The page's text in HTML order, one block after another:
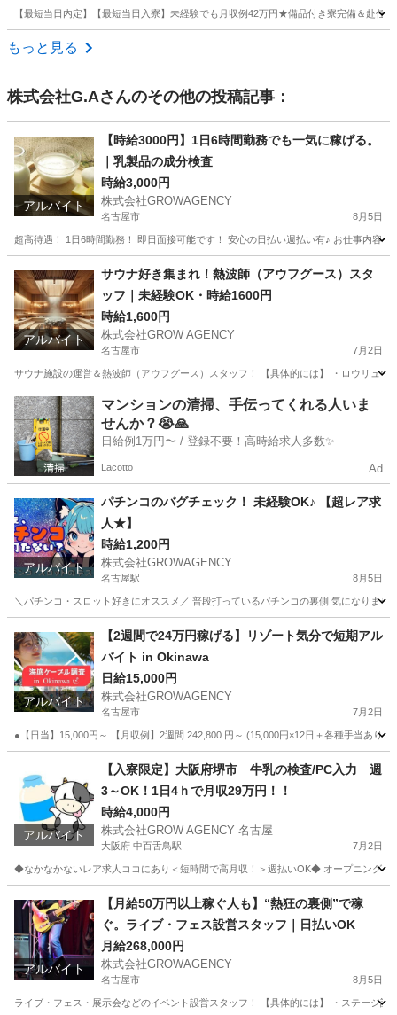
【最短当日内定】【最短当日入寮】未経験でも月収例42万円★備品付き寮完備＆赴
愛知 大府市
もっと見る
株式会社G.Aさんのその他の投稿記事：
アルバイト
【時給3000円】1日6時間勤務でも一気に稼げる。
｜乳製品の成分検査
時給3,000円
株式会社GROWAGENCY
名古屋市 8月5日
超高待遇！ 1日6時間勤務！ 即日面接可能です！ 安心の日払い週払い有♪ お仕事内容
その他 時給
アルバイト
サウナ好き集まれ！熱波師（アウフグース）スタ
ッフ｜未経験OK・時給1600円
時給1,600円
株式会社GROW AGENCY
名古屋市 7月2日
サウナ施設の運営＆熱波師（アウフグース）スタッフ！ 【具体的には】 ・ロウリュ
愛知 名古屋市 その他 サウナ
マンションの清掃、手伝ってくれる人いま
せんか？😭🙏
日給例1万円〜 / 登録不要！高時給求人多数✨
Lacotto Ad
アルバイト
パチンコのバグチェック！ 未経験OK♪ 【超レア求
人★】
時給1,200円
株式会社GROWAGENCY
名古屋駅 8月5日
＼パチンコ・スロット好きにオススメ／ 普段打っているパチンコの裏側 気になりま
名古屋駅 その他 レア
アルバイト
【2週間で24万円稼げる】リゾート気分で短期アル
バイト in Okinawa
日給15,000円
株式会社GROWAGENCY
名古屋市 7月2日
●【日当】15,000円～ 【月収例】2週間 242,800 円～ (15,000円×12日＋各種手当あり)
その他 自営業
アルバイト
【入寮限定】大阪府堺市 牛乳の検査/PC入力 週
3～OK！1日4ｈで月収29万円！！
時給4,000円
株式会社GROW AGENCY 名古屋
大阪府 中百舌鳥駅 7月2日
◆なかなかないレア求人ココにあり＜短時間で高月収！＞週払いOK◆ オープニングス
中百舌鳥駅 工場 時給
アルバイト
【月給50万円以上稼ぐ人も】“熱狂の裏側”で稼
ぐ。ライブ・フェス設営スタッフ｜日払いOK
月給268,000円
株式会社GROWAGENCY
名古屋市 8月5日
ライブ・フェス・展示会などのイベント設営スタッフ！ 【具体的には】 ・ステージ